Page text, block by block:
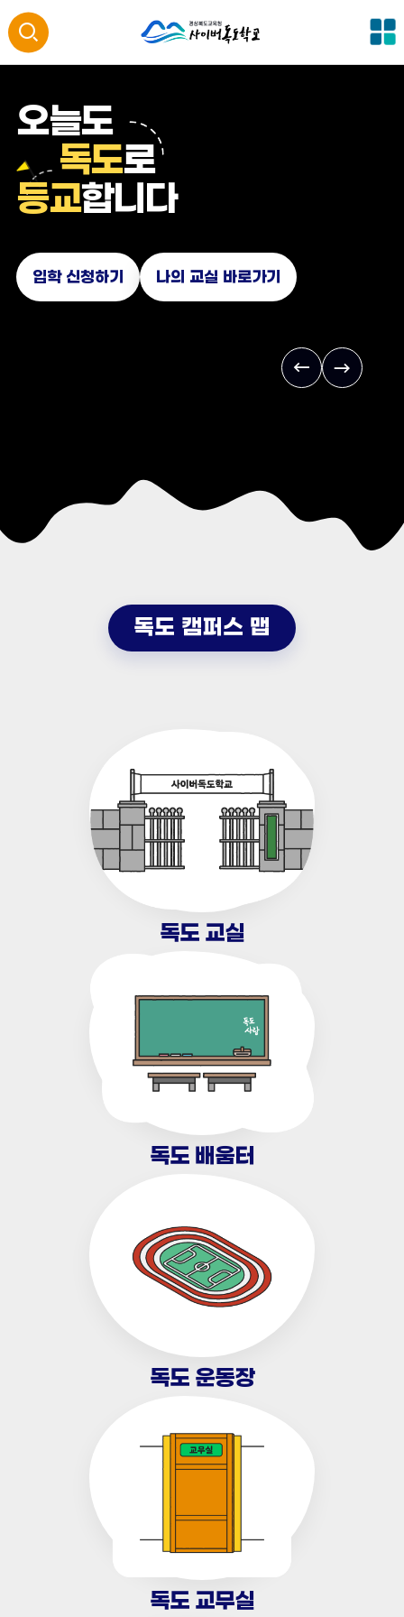
통
검
색
기
전
오늘도
독도로
등교합니다
입학 신청하기 나의 교실 바로가기
오늘도
독도로
등교합니다
입학 신청하기 나의 교실 바로가기
오늘도
독도로
등교합니다
입학 신청하기 나의 교실 바로가기
오늘도
독도로
등교합니다
입학 신청하기 나의 교실 바로가기
이
다
독도 캠퍼스 맵
독도 교실
독도 배움터
독도 운동장
독도 교무실